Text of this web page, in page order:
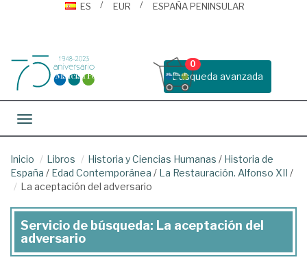
ES
EUR ESPAÑA PENINSULAR
Busqueda avanzada
0
Toggle navigation
Inicio Libros Historia y Ciencias Humanas / Historia de
España / Edad Contemporánea / La Restauración. Alfonso XII /
La aceptación del adversario
Servicio de búsqueda: La aceptación del
adversario